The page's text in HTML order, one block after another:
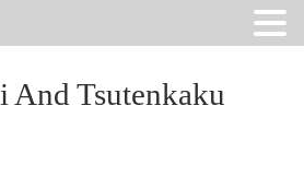
And Tsutenkaku